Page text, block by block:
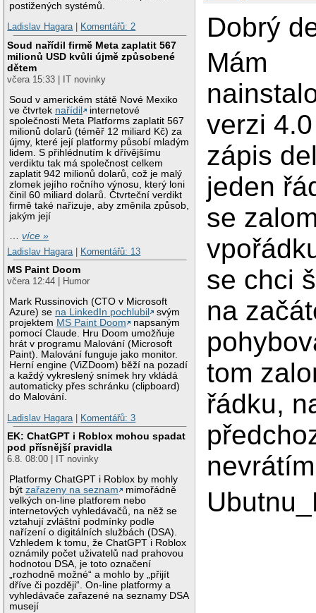
postižených systémů.
Ladislav Hagara| Komentářů: 2
Soud nařídil firmě Meta zaplatit 567
milionů USD kvůli újmě způsobené
dětem
včera 15:33 | IT novinky
Soud v americkém státě Nové Mexiko
ve čtvrtek nařídil
internetové
společnosti Meta Platforms zaplatit 567
milionů dolarů (téměř 12 miliard Kč) za
újmy, které její platformy působí mladým
lidem. S přihlédnutím k dřívějšímu
verdiktu tak má společnost celkem
zaplatit 942 milionů dolarů, což je malý
zlomek jejího ročního výnosu, který loni
činil 60 miliard dolarů. Čtvrteční verdikt
firmě také nařizuje, aby změnila způsob,
jakým její
…více »
Ladislav Hagara
Komentářů: 13
MS Paint Doom
včera 12:44 | Humor
Mark Russinovich (CTO v Microsoft
Azure) se na LinkedIn pochlubil
svým
projektem MS Paint Doom
napsaným
pomocí Claude. Hru Doom umožňuje
hrát v programu Malování (Microsoft
Paint). Malování funguje jako monitor.
Herní engine (ViZDoom) běží na pozadí
a každý vykreslený snímek hry vkládá
automaticky přes schránku (clipboard)
do Malování.
Ladislav Hagara
Komentářů: 3
EK: ChatGPT i Roblox mohou spadat
pod přísnější pravidla
6.8. 08:00 | IT novinky
Platformy ChatGPT i Roblox by mohly
býtzařazeny na seznam
mimořádně
velkých on-line platforem nebo
internetových vyhledávačů, na něž se
vztahují zvláštní podmínky podle
nařízení o digitálních službách (DSA).
Vzhledem k tomu, že ChatGPT i Roblox
oznámily počet uživatelů nad prahovou
hodnotou DSA, je toto označení
„rozhodně možné“ a mohlo by „přijít
dříve či později“. On-line platformy a
vyhledávače zařazené na seznamy DSA
musejí
Dobrý
Mám
verzi
zápis
jeden
se
se chci
na
tom
řádku,